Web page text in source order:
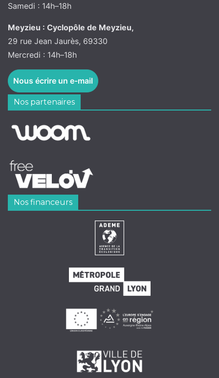
Samedi : 14h–18h
Meyzieu : Cyclopôle de Meyzieu,
29 rue Jean Jaurès, 69330
Mercredi : 14h–18h
Nous écrire un e-mail
Nos partenaires
Nos financeurs